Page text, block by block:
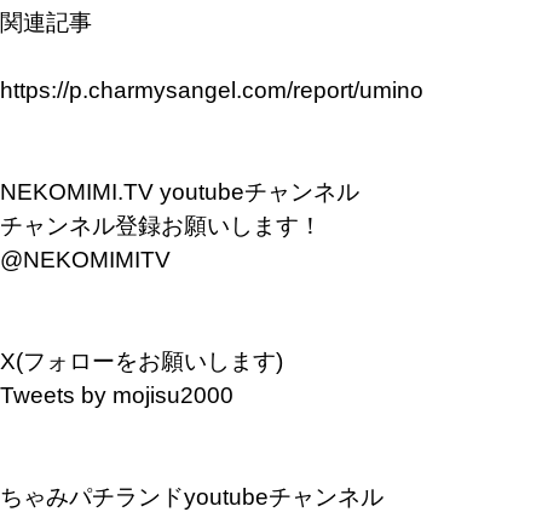
関連記事
https://p.charmysangel.com/report/umino
NEKOMIMI.TV youtubeチャンネル
チャンネル登録お願いします！
@NEKOMIMITV
X(フォローをお願いします)
Tweets by mojisu2000
ちゃみパチランドyoutubeチャンネル